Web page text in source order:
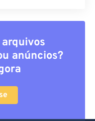
anúncios?